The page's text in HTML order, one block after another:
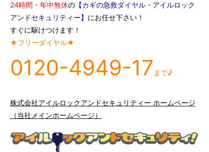
24時間・年中無休の 【カギの急救ダイヤル・アイルロック
アンドセキュリティー】 にお任せ下さい！
すぐに駆けつけます！
★フリーダイヤル★
0120-4949-17 まで♪
株式会社アイルロックアンドセキュリティー ホームページ
（当社メインホームページ）